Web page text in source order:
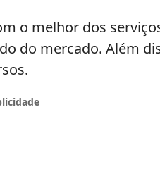
o melhor dos
do mercado. Além